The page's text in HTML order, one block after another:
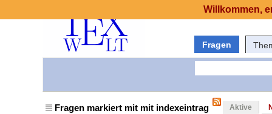
Fragen
Fragen markiert mit mit indexeintrag Aktive
Willkommen,